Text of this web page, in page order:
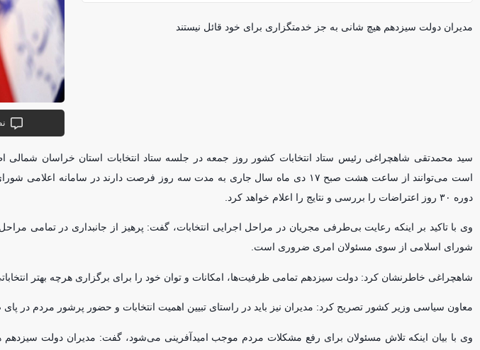
مدیران دولت سیزدهم هیچ شانی به جز خدمتگزاری برای خود قائل نیستند
سید محمدتقی شاهچراغی رئیس ستاد انتخابات کشور روز جمعه در جلسه ستاد انتخابات استان خراسان شمالی
است می‌توانند از ساعت هشت صبح ۱۷ دی ماه سال جاری به مدت سه روز فرصت دارند در سامانه
دوره ۳۰ روز اعتراضات را بررسی و نتایج را اعلام خواهد کرد.
وی با تاکید بر اینکه رعایت بی‌طرفی مجریان در مراحل اجرایی انتخابات، گفت: پرهیز از جانبداری در تمامی
شورای اسلامی از سوی مسئولان امری ضروری است.
شاهچراغی خاطرنشان کرد: دولت سیزدهم تمامی ظرفیت‌ها، امکانات و توان خود را برای برگزاری هرچه بهتر
معاون سیاسی وزیر کشور تصریح کرد: مدیران نیز باید در راستای تبیین اهمیت انتخابات و حضور پرشور مردم در پای
وی با بیان اینکه تلاش مسئولان برای رفع مشکلات مردم موجب امیدآفرینی می‌شود، گفت: مدیران دولت سیزدهم